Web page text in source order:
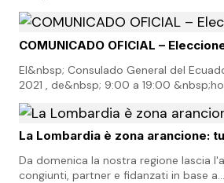
COMUNICADO OFICIAL –
El&nbsp; Consulado General del
2021 , de&nbsp; 9:00 a 19:00
La Lombardia è zona arancione:
Da domenica la nostra regione lascia
congiunti, partner e fidanzati in base a…